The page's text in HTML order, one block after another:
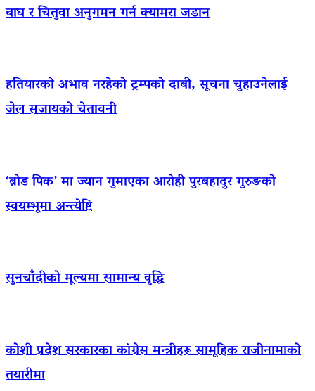
बाघ र चितुवा अनुगमन गर्न क्यामरा जडान
हतियारको अभाव नरहेको ट्रम्पको दाबी, सूचना चुहाउनेलाई
जेल सजायको चेतावनी
‘ब्रोड पिक’ मा ज्यान गुमाएका आराेही पुरबहादुर गुरुङको
स्वयम्भूमा अन्त्येष्टि
सुनचाँदीको मूल्यमा सामान्य वृद्धि
कोशी प्रदेश सरकारका कांग्रेस मन्त्रीहरू सामूहिक राजीनामाको
तयारीमा